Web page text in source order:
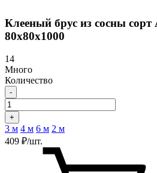
Клееный брус из сосны
80х80х1000
14
Много
Количество
-
+
3 м 4 м 6 м 2 м
409 ₽/шт.